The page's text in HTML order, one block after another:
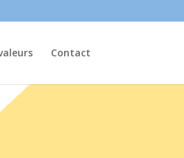
Contact